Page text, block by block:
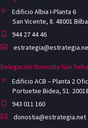
Edificio Albia I-Planta 6
San Vicente, 8. 48001
944 27 44 46
Delegación Donostia-San
Edificio ACB – Planta 2
Portuetxe Bidea, 51.
943 011 160
donostia@estrategia.net